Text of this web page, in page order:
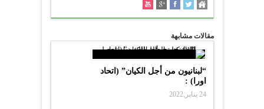
مقالات مشابهة
“لبنانيون من أجل الكيان” (اتحاد
اورا) :
24 يناير,2022